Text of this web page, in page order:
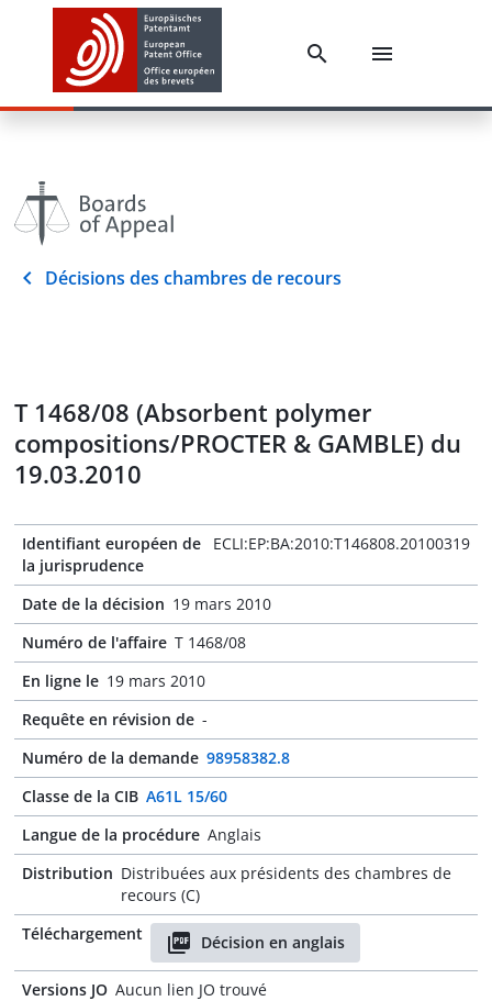
Décisions des chambres de recours
T 1468/08 (Absorbent polymer
compositions/PROCTER & GAMBLE) du
19.03.2010
Identifiant européen de
la jurisprudence
ECLI:EP:BA:2010:T146808.20100319
Date de la décision 19 mars 2010
Numéro de l'affaire T 1468/08
En ligne le 19 mars 2010
Requête en révision de -
Numéro de la demande 98958382.8
Classe de la CIB A61L 15/60
Langue de la procédure Anglais
Distribution Distribuées aux présidents des chambres de
recours (C)
Téléchargement
Décision en anglais
Versions JO Aucun lien JO trouvé